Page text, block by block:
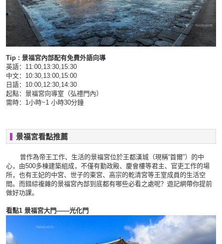
Tip : 景福宮內部配有免費外語向導
英語： 11:00,13:30,15:30
中文： 10:30,13:00,15:00
日 語： 10:00,12:30,14:30
起點：景福宮向導室（弘禮門內）
需時： 1小時~1 小時30分鐘
景福宮看點推薦
曾作為帝王工作、生活的景福宮位於王都漢城（現稱“首爾”）的中
心，由500多棟建築組 成，不僅有勤政殿、 慶會樓等君主、官吏工作的場
所，也有王妃的中宮、世子的東宮、高宗的乾清宮等王室成員的生活空
間。而錯綜複雜的景福宮內部到底都有哪些必看之 處呢？遊記網帶你提前
做好功課。
看點1 景福宮大門——光化門